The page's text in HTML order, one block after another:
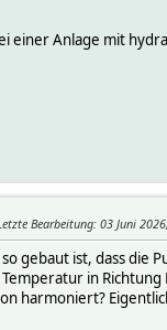
einer Anlage mit
Bearbeitung: 03 Juni
gebaut ist, dass die
in Richtung
harmoniert?